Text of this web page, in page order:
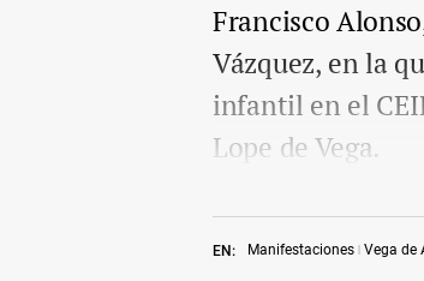
EN: Manifestaciones Vega de
Francisco
Vázquez, en la
infantil en el
Lope de Vega.